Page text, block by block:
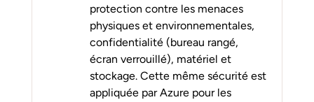
protection contre les menaces
physiques et environnementales,
confidentialité (bureau rangé,
écran verrouillé), matériel et
stockage. Cette même sécurité est
appliquée par Azure pour les